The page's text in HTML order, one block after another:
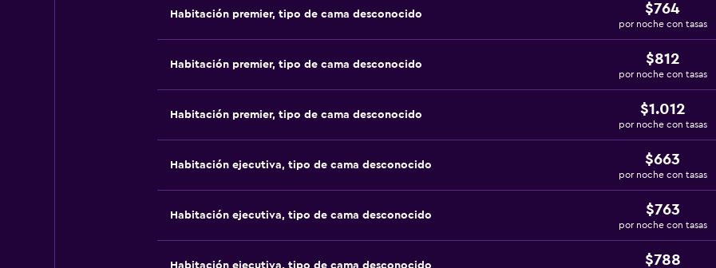
Habitación premier, tipo de cama desconocido $764
por noche con tasas
Habitación premier, tipo de cama desconocido $812
por noche con tasas
Habitación premier, tipo de cama desconocido $1.012
por noche con tasas
Habitación ejecutiva, tipo de cama desconocido $663
por noche con tasas
Habitación ejecutiva, tipo de cama desconocido $763
por noche con tasas
Habitación ejecutiva, tipo de cama desconocido $788